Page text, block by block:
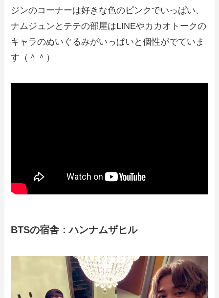
ジンのコーナーは好きな色のピンクでいっぱい、
ナムジュンとテテの部屋はLINEやカカオトークの
キャラのぬいぐるみがいっぱいと個性がでていま
す（＾＾）
BTSの宿舎：ハンナムザヒル